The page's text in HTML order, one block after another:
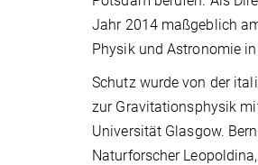
Jahr 2014 maßgeblich
Physik und Astronomie
Schutz wurde von der
zur Gravitationsphysik
Universität Glasgow.
Naturforscher